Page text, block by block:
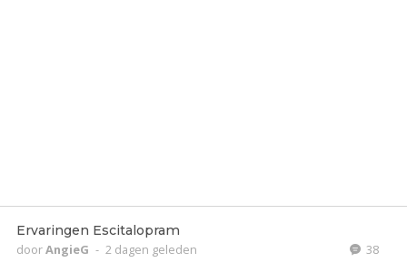
Ervaringen Escitalopram
doorAngieG - 2 dagen geleden 38